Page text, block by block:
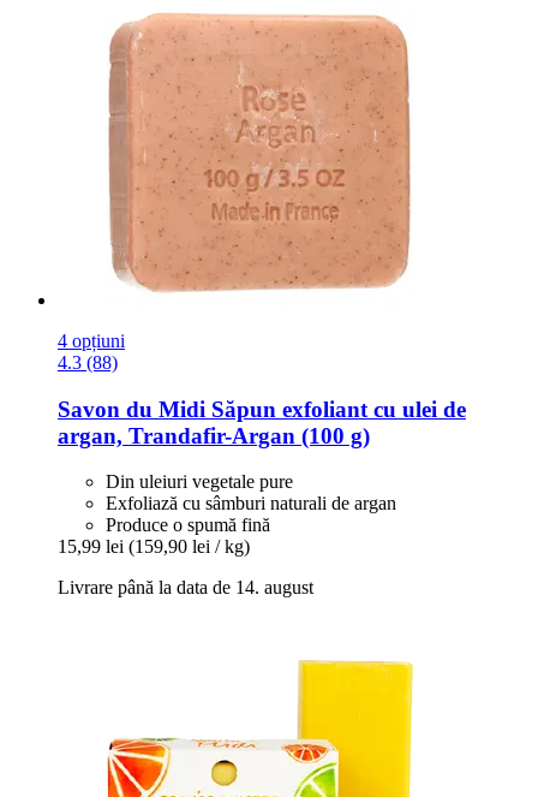
4 opțiuni
4.3 (88)
Savon du Midi Săpun exfoliant cu ulei de
argan, Trandafir-​Argan (100 g)
Din uleiuri vegetale pure
Exfoliază cu sâmburi naturali de argan
Produce o spumă fină
15,99 lei (159,90 lei / kg)
Livrare până la data de 14. august